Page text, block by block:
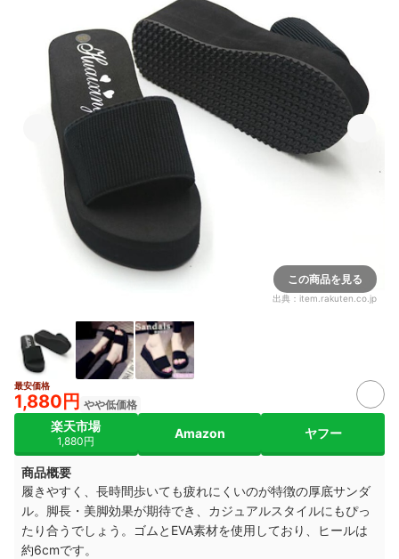
この商品を見る
出典： item.rakuten.co.jp
最安価格
1,880円 やや低価格
楽天市場
1,880円
Amazon ヤフー
商品概要
履きやすく、長時間歩いても疲れにくいのが特徴の厚底サンダ
ル。脚長・美脚効果が期待でき、カジュアルスタイルにもぴっ
たり合うでしょう。ゴムとEVA素材を使用しており、ヒールは
約6cmです。